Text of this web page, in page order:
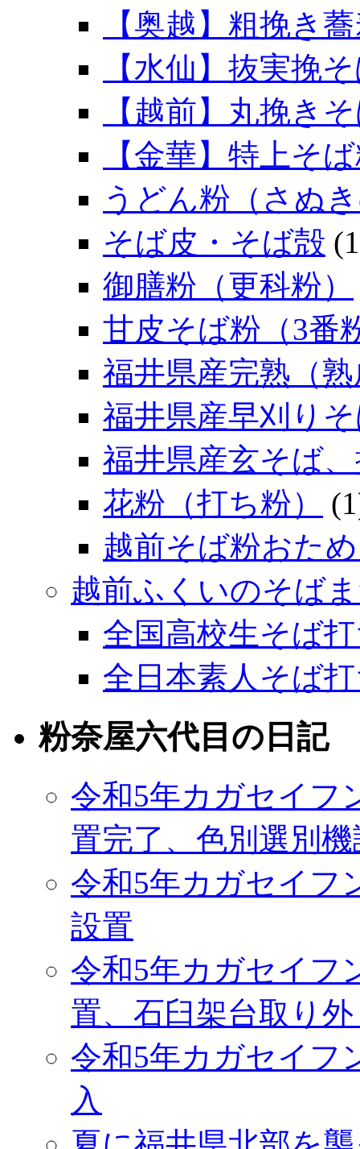
【奥越】粗挽き
【水仙】抜実挽
【越前】丸挽き
【金華】特上そ
うどん粉（さぬ
そば皮・そば殻
御膳粉（更科粉）
甘皮そば粉（3番
福井県産完熟（
福井県産早刈り
福井県産玄そば
花粉（打ち粉）
越前そば粉おた
越前ふくいのそば
全国高校生そば
全日本素人そば
粉奈屋六代目の日記
令和5年カガセイフ
置完了、色別選別
令和5年カガセイフ
設置
令和5年カガセイフ
置、石臼架台取り
令和5年カガセイフ
入